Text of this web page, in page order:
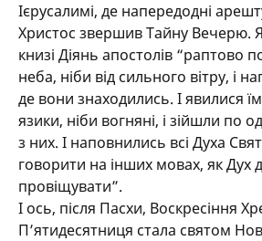
Ієрусалимі, де напередодні
Христос звершив Тайну Вечерю.
книзі Діянь апостолів “раптово
неба, ніби від сильного вітру, і
де вони знаходились. І явилися
язики, ніби вогняні, і зійшли по
з них. І наповнились всі Духа
говорити на інших мовах, як Дух
провіщувати”.
І ось, після Пасхи, Воскресіння
П’ятидесятниця стала святом